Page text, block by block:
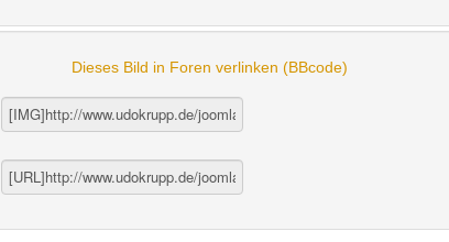
Dieses Bild in Foren verlinken (BBcode)